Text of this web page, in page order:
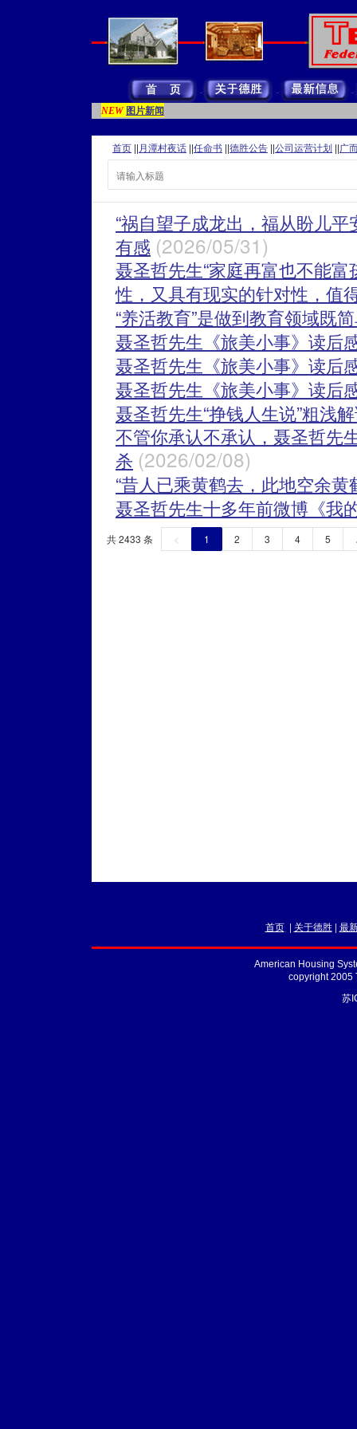
NEW 图片新闻
首页 ||月潭村夜话 ||任命书 ||德胜公告 ||公司运营计划 ||广
“祸自望子成龙出，福从盼儿
有感 (2026/05/31)
聂圣哲先生“家庭再富也不能
性，又具有现实的针对性，值
“养活教育”是做到教育领域既
聂圣哲先生《旅美小事》读后
聂圣哲先生《旅美小事》读后
聂圣哲先生《旅美小事》读后
聂圣哲先生“挣钱人生说”粗浅
不管你承认不承认，聂圣哲先
杀 (2026/02/08)
“昔人已乘黄鹤去，此地空余
聂圣哲先生十多年前微博《我
共 2433 条 < 1 2 3 4 5
首页 | 关于德胜| 最
American Housing
copyright 2005
苏